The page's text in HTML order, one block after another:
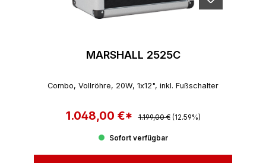
MARSHALL 2525C
Combo, Vollröhre, 20W, 1x12", inkl. Fußschalter
Verkaufspreis:
1.048,00 €* Regulärer Preis:
1.199,00 € (12.59%)
Sofort verfügbar